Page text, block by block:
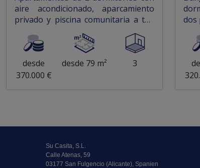
aire acondicionado, aparcamiento
privado y piscina comunitaria a tan
solo 1,2 km de la playa
desde
370.000 €
desde 79 m² 3
dos
Su Casita, S.L.
Calle Atenas, 59
03177 San Fulgencio (Alicante), Spanien